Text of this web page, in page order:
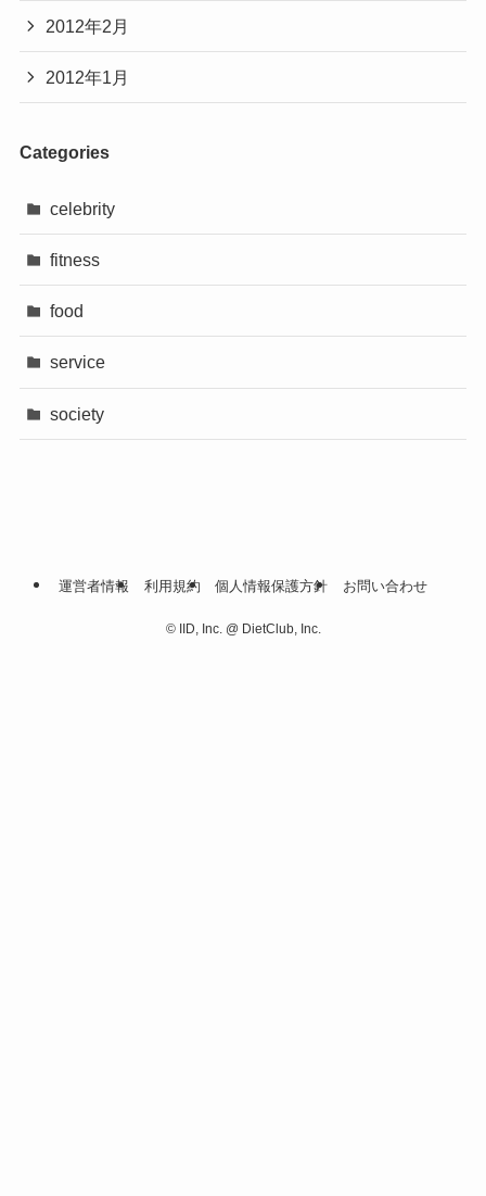
2012年2月
2012年1月
Categories
celebrity
fitness
food
service
society
運営者情報 利用規約 個人情報保護方針 お問い合わせ
©IID, Inc. @ DietClub, Inc.